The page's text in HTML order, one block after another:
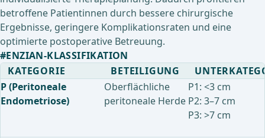
betroffene Patientinnen durch bessere chirurgische
Ergebnisse, geringere Komplikationsraten und eine
optimierte postoperative Betreuung.
#ENZIAN-KLASSIFIKATION
KATEGORIE
BETEILIGUNG
P (Peritoneale
Endometriose)
Oberflächliche
peritoneale Herde
P1: <3 cm
P2: 3–7 cm
P3: >7 cm